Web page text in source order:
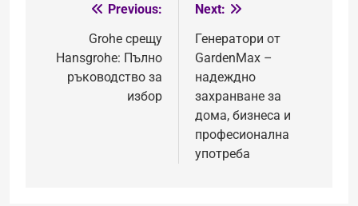
navigation
Previous:
Grohe срещу
Hansgrohe: Пълно
ръководство за
избор
Next:
Генератори от
GardenMax –
надеждно
захранване за
дома, бизнеса и
професионална
употреба